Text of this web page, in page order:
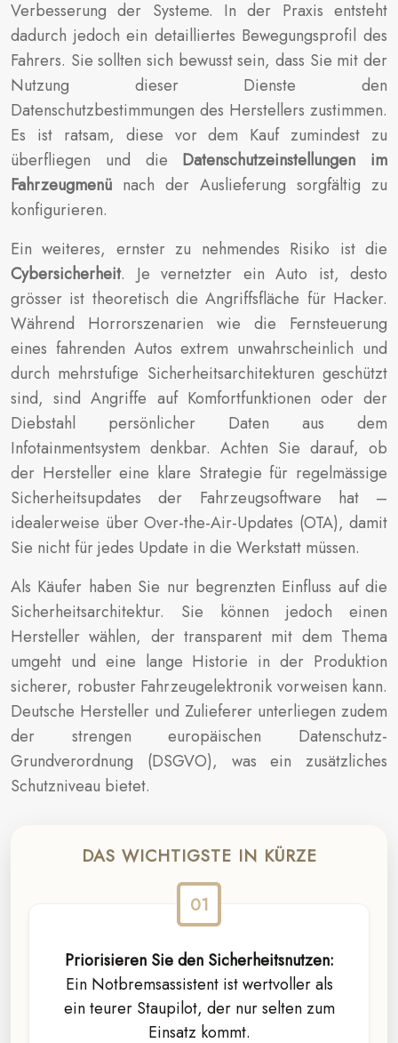
Verbesserung der Systeme. In der Praxis entsteht
dadurch jedoch ein detailliertes Bewegungsprofil des
Fahrers. Sie sollten sich bewusst sein, dass Sie mit der
Nutzung dieser Dienste den
Datenschutzbestimmungen des Herstellers zustimmen.
Es ist ratsam, diese vor dem Kauf zumindest zu
überfliegen und die Datenschutzeinstellungen im
Fahrzeugmenü nach der Auslieferung sorgfältig zu
konfigurieren.
Ein weiteres, ernster zu nehmendes Risiko ist die
Cybersicherheit. Je vernetzter ein Auto ist, desto
grösser ist theoretisch die Angriffsfläche für Hacker.
Während Horrorszenarien wie die Fernsteuerung
eines fahrenden Autos extrem unwahrscheinlich und
durch mehrstufige Sicherheitsarchitekturen geschützt
sind, sind Angriffe auf Komfortfunktionen oder der
Diebstahl persönlicher Daten aus dem
Infotainmentsystem denkbar. Achten Sie darauf, ob
der Hersteller eine klare Strategie für regelmässige
Sicherheitsupdates der Fahrzeugsoftware hat –
idealerweise über Over-the-Air-Updates (OTA), damit
Sie nicht für jedes Update in die Werkstatt müssen.
Als Käufer haben Sie nur begrenzten Einfluss auf die
Sicherheitsarchitektur. Sie können jedoch einen
Hersteller wählen, der transparent mit dem Thema
umgeht und eine lange Historie in der Produktion
sicherer, robuster Fahrzeugelektronik vorweisen kann.
Deutsche Hersteller und Zulieferer unterliegen zudem
der strengen europäischen Datenschutz-
Grundverordnung (DSGVO), was ein zusätzliches
Schutzniveau bietet.
DAS WICHTIGSTE IN KÜRZE
Priorisieren Sie den Sicherheitsnutzen:
Ein Notbremsassistent ist wertvoller als
ein teurer Staupilot, der nur selten zum
Einsatz kommt.